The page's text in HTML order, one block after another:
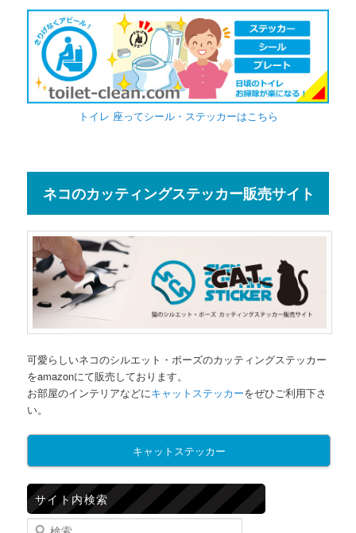
トイレ 座ってシール・ステッカーはこちら
ネコのカッティングステッカー販売サイト
可愛らしいネコのシルエット・ポーズのカッティングステッカー
をamazonにて販売しております。
お部屋のインテリアなどにキャットステッカーをぜひご利用下さ
い。
キャットステッカー
サイト内検索
検索